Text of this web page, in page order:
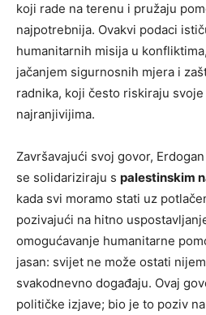
koji rade na terenu i pružaju
najpotrebnija. Ovakvi podaci
humanitarnih misija u
jačanjem sigurnosnih mjera i
radnika, koji često riskiraju
najranjivijima.
Završavajući svoj govor,
se solidariziraju s palestinskim
kada svi moramo stati uz
pozivajući na hitno
omogućavanje humanitarne
jasan: svijet ne može ostati
svakodnevno događaju. Ovaj
političke izjave; bio je to poziv